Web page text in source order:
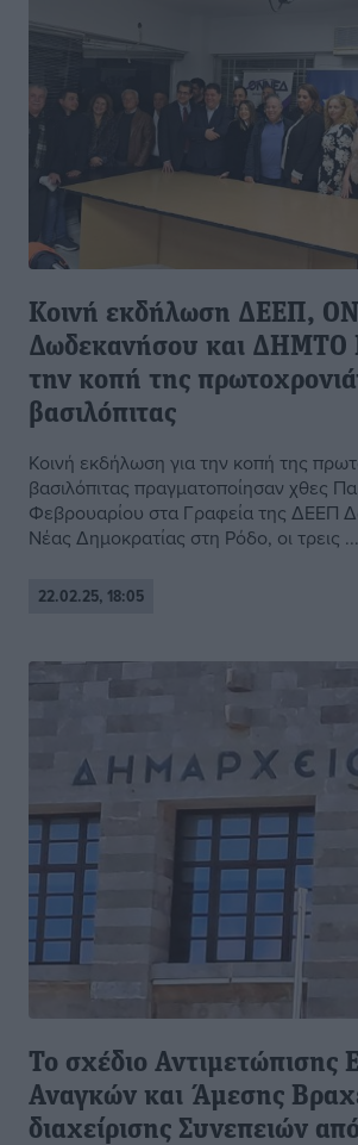
Κοινή εκδήλωση ΔΕΕΠ,
Δωδεκανήσου και ΔΗΜΤΟ
την κοπή της
βασιλόπιτας
Κοινή εκδήλωση για την κοπή της
βασιλόπιτας πραγματοποίησαν χθες
Φεβρουαρίου στα Γραφεία της ΔΕΕΠ
Νέας Δημοκρατίας στη Ρόδο, οι τρεις ...
22.02.25, 18:05
Το σχέδιο Αντιμετώπισης
Αναγκών και Άμεσης
διαχείρισης Συνεπειών